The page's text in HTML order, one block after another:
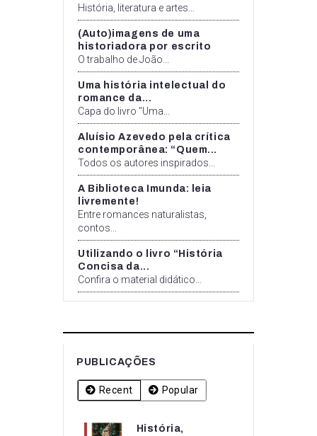
História, literatura e artes...
(Auto)imagens de uma
historiadora por escrito
O trabalho de João...
Uma história intelectual do
romance da...
Capa do livro "Uma...
Aluísio Azevedo pela crítica
contemporânea: “Quem...
Todos os autores inspirados...
A Biblioteca Imunda: leia
livremente!
Entre romances naturalistas,
contos...
Utilizando o livro “História
Concisa da...
Confira o material didático...
PUBLICAÇÕES
Recent Popular
História,
História,